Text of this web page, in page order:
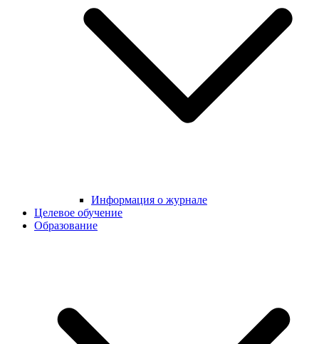
Информация о журнале
Целевое обучение
Образование